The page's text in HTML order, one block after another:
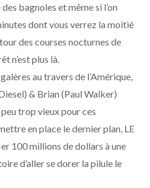
bagnoles et même si l’on
dont vous verrez la moitié
des courses nocturnes de
n’est plus là.
au travers de l’Amérique,
& Brian (Paul Walker)
trop vieux pour ces
en place le dernier plan, LE
100 millions de dollars à une
d’aller se dorer la pilule le